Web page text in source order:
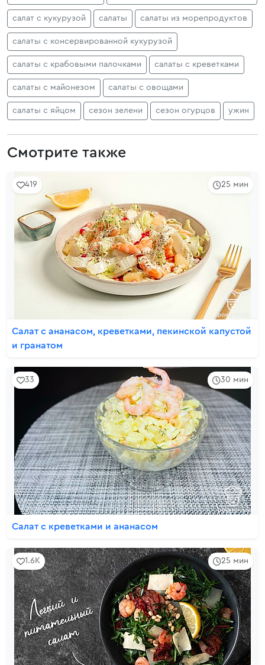
салат с кукурузой салаты салаты из морепродуктов
салаты с консервированной кукурузой
салаты с крабовыми палочками салаты с креветками
салаты с майонезом салаты с овощами
салаты с яйцом сезон зелени сезон огурцов ужин
Смотрите также
25 мин
419
Салат с ананасом, креветками, пекинской капустой
и гранатом
30 мин
33
Салат с креветками и ананасом
25 мин
1.6K